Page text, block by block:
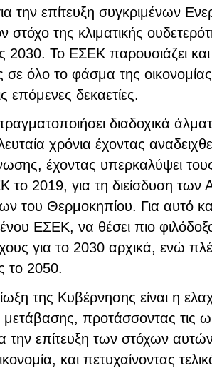
την επίτευξη συγκριμένων
στόχο της κλιματικής
2030. Το ΕΣΕΚ παρουσιάζει και
σε όλο το φάσμα της
επόμενες δεκαετίες.
διαδοχικά
χρόνια έχοντας
έχοντας υπερκαλύψει τους
2019, για τη διείσδυση των
του Θερμοκηπίου. Για αυτό
ΕΣΕΚ, να θέσει πιο
για το 2030 αρχικά, ενώ
το 2050.
της Κυβέρνησης είναι η
μετάβασης, προτάσσοντας τις
την επίτευξη των στόχων
και πετυχαίνοντας